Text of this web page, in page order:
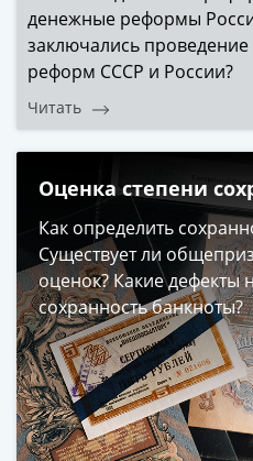
(1854-
1881)
Николай
(1826-
1855)
Александр
(1801-
1825)
Павел
(1796-
1801)
Екатерина
денежные реформы
заключались
реформ СССР и России?
Читать
Оценка степени
Как определить
Существует ли
оценок? Какие дефекты
сохранность банкноты?